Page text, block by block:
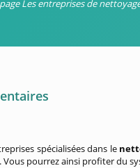
Les entreprises de
spécialisées dans le
Vous pourrez ainsi profiter du